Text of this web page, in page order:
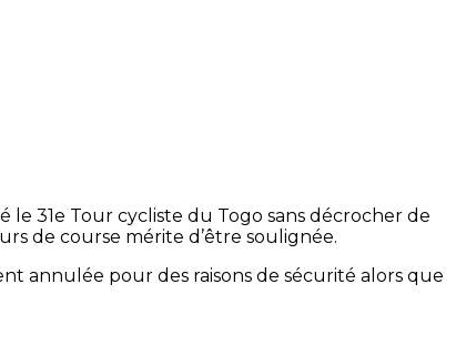
31e Tour cycliste du Togo sans décrocher de
de course mérite d’être soulignée.
annulée pour des raisons de sécurité alors que